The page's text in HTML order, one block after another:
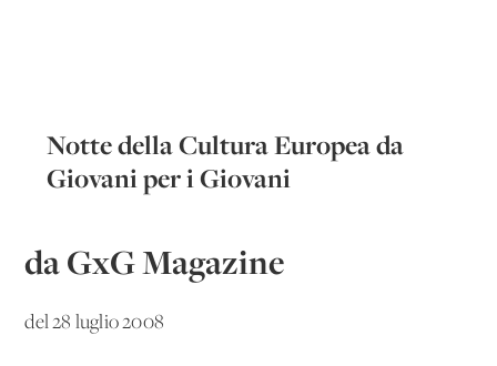
Notte della Cultura Europea da
Giovani per i Giovani
da GxG Magazine
del 28 luglio 2008